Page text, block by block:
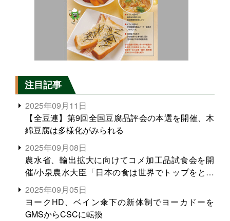
注目記事
2025年09月11日
【全豆連】第9回全国豆腐品評会の本選を開催、木
綿豆腐は多様化がみられる
2025年09月08日
農水省、輸出拡大に向けてコメ加工品試食会を開
催/小泉農水大臣「日本の食は世界でトップをとれ
る。米増産に向けて、米輸出需要の拡大を」
2025年09月05日
ヨークHD、ベイン傘下の新体制でヨーカドーを
GMSからCSCに転換